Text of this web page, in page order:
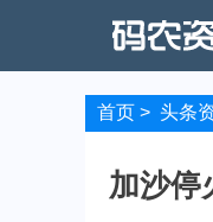
首页 > 头条
加沙停